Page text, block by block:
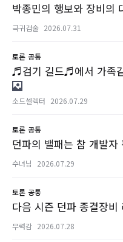
박종민의 행보와 장비의
극귀검술 2026.07.31
토론 공통
♬검기 길드♬에서 가족
소드셀렉터 2026.07.29
토론 공통
던파의 밸패는 참 개발
수녀님 2026.07.29
토론 공통
다음 시즌 던파 종결장
무력감 2026.07.28